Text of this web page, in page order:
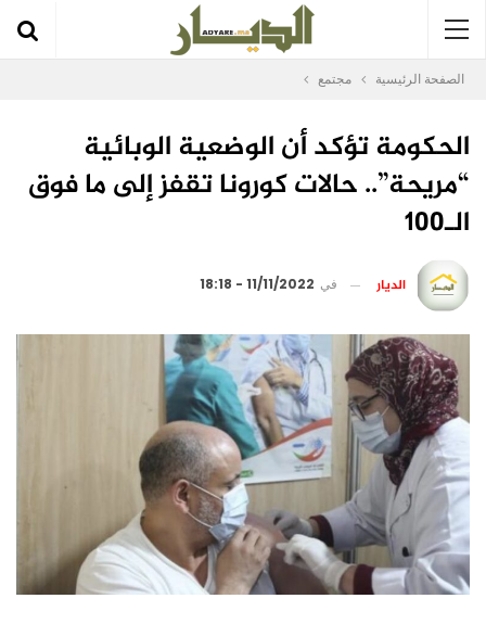
الصفحة الرئيسية مجتمع
الحكومة تؤكد أن الوضعية الوبائية
“مريحة”.. حالات كورونا تقفز إلى ما فوق
الـ100
الديار في 11/11/2022 - 18:18